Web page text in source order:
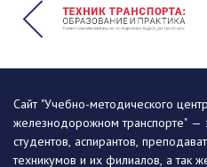
Сайт "Учебно-методического
железнодорожном транспорте"
студентов, аспирантов,
техникумов и их филиалов, а так